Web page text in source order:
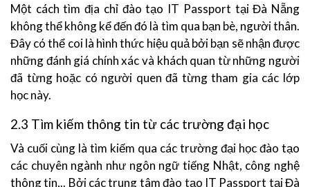
Một cách tìm địa chỉ đào tạo IT Passport tại Đà Nẵng
không thể không kể đến đó là tìm qua bạn bè, người thân.
Đây có thể coi là hình thức hiệu quả bởi bạn sẽ nhận được
những đánh giá chính xác và khách quan từ những người
đã từng hoặc có người quen đã từng tham gia các lớp
học này.
2.3 Tìm kiếm thông tin từ các trường đại học
Và cuối cùng là tìm kiếm qua các trường đại học đào tạo
các chuyên ngành như ngôn ngữ tiếng Nhật, công nghệ
thông tin,.. Bởi các trung tâm đào tạo IT Passport tại Đà